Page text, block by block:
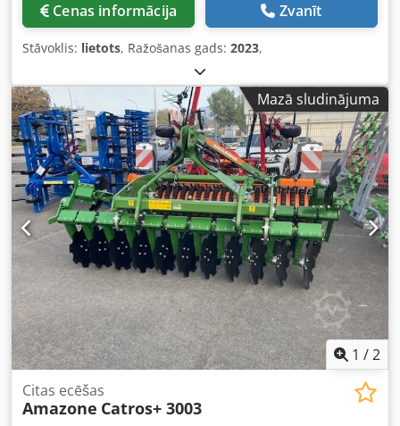
Cenas informācija Zvanīt
Stāvoklis: lietots, Ražošanas gads: 2023,
Mazā sludinājuma
1 /2
Citas ecēšas
Amazone Catros+ 3003